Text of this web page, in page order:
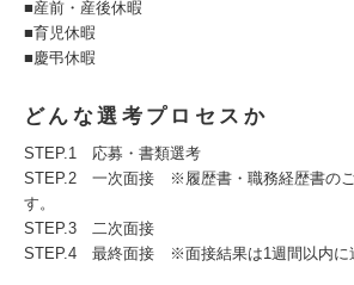
■産前・産後休暇
■育児休暇
■慶弔休暇
どんな選考プロセスか
STEP.1 応募・書類選考
STEP.2 一次面接 ※履歴書・職務経歴書のご
す。
STEP.3 二次面接
STEP.4 最終面接 ※面接結果は1週間以内に